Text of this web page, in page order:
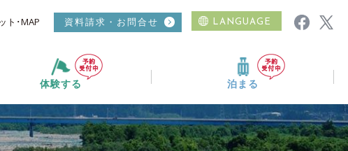
ト･MAP 資料請求・お問合せ LANGUAGE
ムービーギャラリー
ニュース おすすめコース
体験する 泊まる